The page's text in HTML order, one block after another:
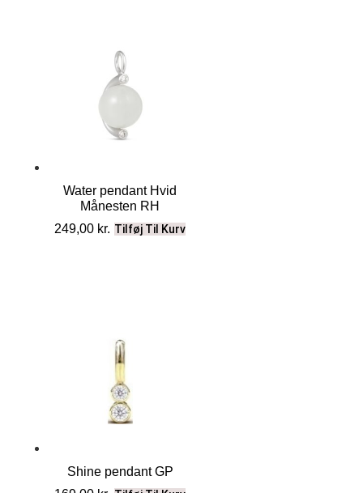
Water pendant Hvid
Månesten RH
249,00 kr. Tilføj Til Kurv
Shine pendant GP